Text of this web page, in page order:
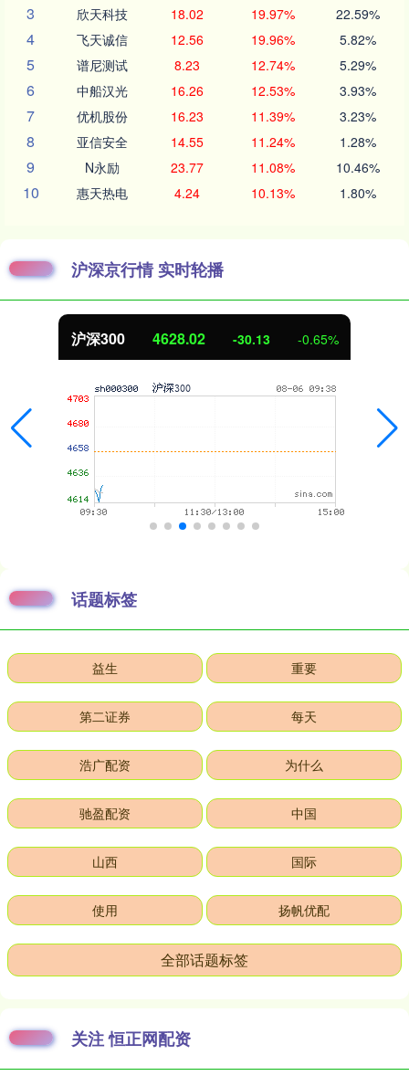
3 欣天科技 18.02 19.97% 22.59%
4 飞天诚信 12.56 19.96% 5.82%
5 谱尼测试 8.23 12.74% 5.29%
6 中船汉光 16.26 12.53% 3.93%
7 优机股份 16.23 11.39% 3.23%
8 亚信安全 14.55 11.24% 1.28%
9 N永励 23.77 11.08% 10.46%
10 惠天热电 4.24 10.13% 1.80%
沪深京行情 实时轮播
沪深300 4628.02 -30.13 -0.65%
话题标签
益生 重要
第二证券 每天
浩广配资 为什么
驰盈配资 中国
山西 国际
使用 扬帆优配
全部话题标签
关注 恒正网配资